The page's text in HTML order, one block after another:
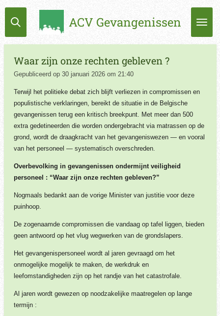
Ga
direct
de
hoofdinhoud
ACV Gevangenissen
Waar zijn onze rechten gebleven ?
Gepubliceerd op 30 januari 2026 om 21:40
Terwijl het politieke debat zich blijft verliezen in compromissen en
populistische verklaringen, bereikt de situatie in de Belgische
gevangenissen terug een kritisch breekpunt. Met meer dan 500
extra gedetineerden die worden ondergebracht via matrassen op de
grond, wordt de draagkracht van het gevangeniswezen — en vooral
van het personeel — systematisch overschreden.
Overbevolking in gevangenissen ondermijnt veiligheid
personeel : “Waar zijn onze rechten gebleven?”
Nogmaals bedankt aan de vorige Minister van justitie voor deze
puinhoop.
De zogenaamde compromissen die vandaag op tafel liggen, bieden
geen antwoord op het vlug wegwerken van de grondslapers.
Het gevangenispersoneel wordt al jaren gevraagd om het
onmogelijke mogelijk te maken, de werkdruk en
leefomstandigheden zijn op het randje van het catastrofale.
Al jaren wordt gewezen op noodzakelijke maatregelen op lange
termijn :